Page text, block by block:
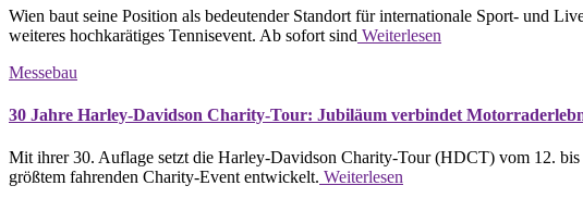
Wien baut seine Position als bedeutender Standort für internationale Sport- und
weiteres hochkarätiges Tennisevent. Ab sofort sind Weiterlesen
Messebau
30 Jahre Harley-Davidson Charity-Tour: Jubiläum verbindet
Mit ihrer 30. Auflage setzt die Harley-Davidson Charity-Tour (HDCT) vom 12.
größtem fahrenden Charity-Event entwickelt. Weiterlesen